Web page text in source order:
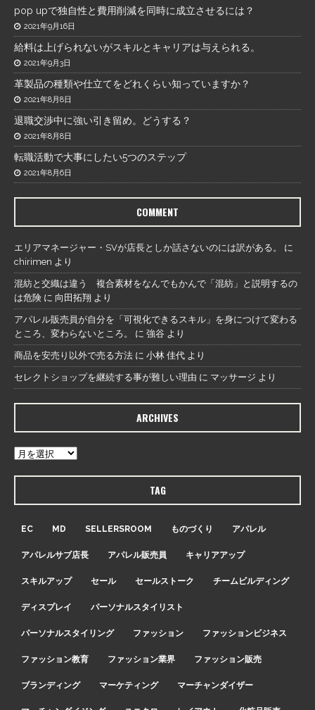
pop upで独自性と費用削減を同時に成立させるには？
2021年9月16日
給料は上げられないがスキルとキャリアは与えられる。
2021年9月3日
革製品の種類や仕立てをどれくらい知っていますか？
2021年8月8日
退職交渉中に強い引き留め。どうする？
2021年8月8日
転職活動で大事にしたい5つのステップ
2021年8月6日
COMMENT
エリアマネージャー・SVが店長としか話さないのには訳がある。
に
chirimen より
混紡と交織は違う 複合素材をなんでもかんで「混紡」と説明するの
は危険 に 向田拓翔 より
アパレル販売員が自分を「可視化できるスキル」を身につけて変わる
ところ、変わらないところ。
に 強谷 より
商品を安売り以外で売る方法 に 小林 佳代 より
セレクトショップを継続する事が難しい理由 に マッサージ より
ARCHIVES
TAG
EC MD SELLERSROOM ものづくり アパレル
アパレルサブ店長 アパレル販売員 キャリアアップ
スキルアップ セール セールストーク チームビルディング
ディスプレイ パーソナルスタイリスト
パーソナルスタイリング ファッション ファッションビジネス
ファッション教育 ファッション業界 ファッション販売
ブランディング マーケティング マーチャンダイザー